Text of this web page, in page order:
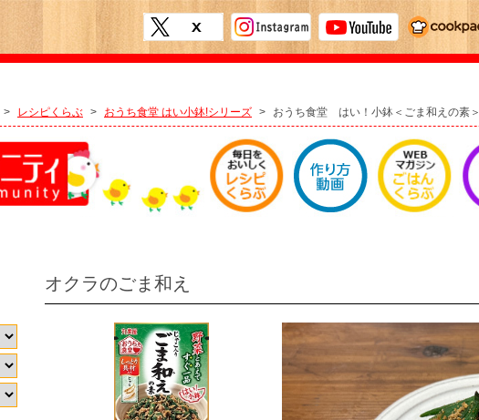
> レシピくらぶ > おうち食堂 はい小鉢!シリーズ > おうち食堂 はい！小鉢＜ごま和えの素＞
オクラのごま和え